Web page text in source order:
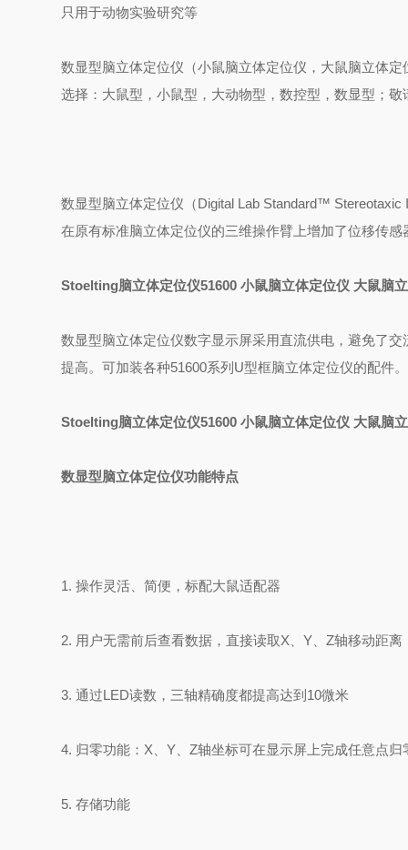
只用于动物实验研究等
数显型脑立体定位仪（小鼠脑立体定位仪，大鼠脑立体
选择：大鼠型，小鼠型，大动物型，数控型，数显型；敬
数显型脑立体定位仪（Digital Lab Standard™
在原有标准脑立体定位仪的三维操作臂上增加了位移传
Stoelting脑立体定位仪51600 小鼠脑立体定位仪 大鼠脑
数显型脑立体定位仪数字显示屏采用直流供电，避免了
提高。可加装各种51600系列U型框脑立体定位仪的配件。
Stoelting脑立体定位仪51600 小鼠脑立体定位仪 大鼠脑
数显型脑立体定位仪功能特点
1. 操作灵活、简便，标配大鼠适配器
2. 用户无需前后查看数据，直接读取X、Y、Z轴移动距
3. 通过LED读数，三轴精确度都提高达到10微米
4. 归零功能：X、Y、Z轴坐标可在显示屏上完成任意点
5. 存储功能